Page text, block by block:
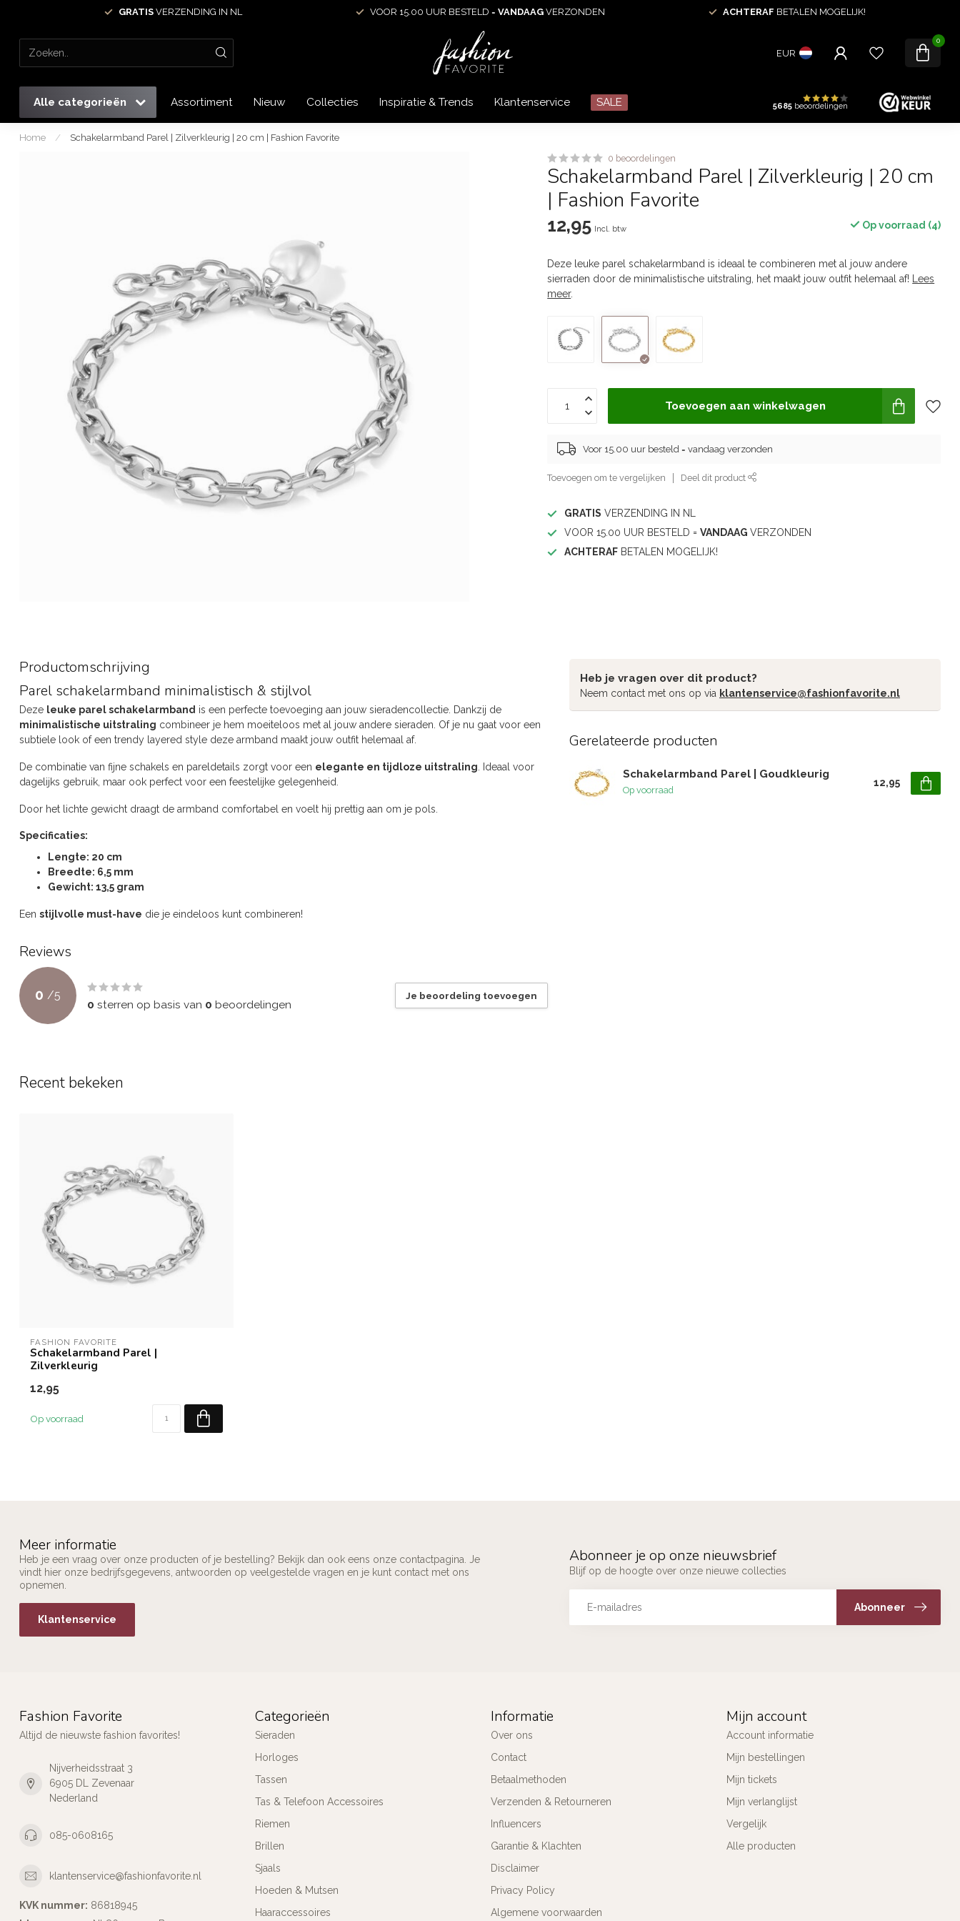
GRATISVERZENDING IN NL VOOR 15.00 UUR BESTELD = VANDAAG VERZONDEN ACHTERAF BETALEN MOGELIJK!
EUR
0
Alle categorieën Assortiment Nieuw Collecties Inspiratie & Trends Klantenservice SALE 5685 beoordelingen
Home / Schakelarmband Parel | Zilverkleurig | 20 cm | Fashion Favorite
0 beoordelingen
Schakelarmband Parel | Zilverkleurig | 20 cm
| Fashion Favorite
12,95 Incl. btw Op voorraad (4)
Deze leuke parel schakelarmband is ideaal te combineren met al jouw andere
sierraden door de minimalistische uitstraling, het maakt jouw outfit helemaal af!
Lees
meer.
Toevoegen aan winkelwagen
Voor 15.00 uur besteld = vandaag verzonden
Toevoegen om te vergelijken Deel dit product
GRATIS VERZENDING IN NL
VOOR 15.00 UUR BESTELD =VANDAAGVERZONDEN
ACHTERAF BETALEN MOGELIJK!
Productomschrijving
Parel schakelarmband minimalistisch & stijlvol
Deze leuke parel schakelarmband is een perfecte toevoeging aan jouw sieradencollectie. Dankzij de
minimalistische uitstraling combineer je hem moeiteloos met al jouw andere sieraden. Of je nu gaat voor een
subtiele look of een trendy layered style deze armband maakt jouw outfit helemaal af.
De combinatie van fijne schakels en pareldetails zorgt voor een elegante en tijdloze uitstraling . Ideaal voor
dagelijks gebruik, maar ook perfect voor een feestelijke gelegenheid.
Door het lichte gewicht draagt de armband comfortabel en voelt hij prettig aan om je pols.
Specificaties:
Lengte: 20 cm
Breedte: 6,5 mm
Gewicht: 13,5 gram
Een stijlvolle must-have die je eindeloos kunt combineren!
Reviews
0 /5
0 sterren op basis van 0 beoordelingen
Je beoordeling toevoegen
Heb je vragen over dit product?
Neem contact met ons op via klantenservice@fashionfavorite.nl
Gerelateerde producten
Schakelarmband Parel | Goudkleurig
Op voorraad
12,95
Recent bekeken
FASHION FAVORITE
Schakelarmband Parel |
Zilverkleurig
12,95
Op voorraad
Meer informatie
Heb je een vraag over onze producten of je bestelling? Bekijk dan ook eens onze contactpagina. Je
vindt hier onze bedrijfsgegevens, antwoorden op veelgestelde vragen en je kunt contact met ons
opnemen.
Klantenservice
Abonneer je op onze nieuwsbrief
Blijf op de hoogte over onze nieuwe collecties
Abonneer
Fashion Favorite
Altijd de nieuwste fashion favorites!
Nijverheidsstraat 3
6905 DL Zevenaar
Nederland
085-0608165
klantenservice@fashionfavorite.nl
KVK nummer: 86818945
Categorieën
Sieraden
Horloges
Tassen
Tas & Telefoon Accessoires
Riemen
Brillen
Sjaals
Hoeden & Mutsen
Haaraccessoires
Informatie
Over ons
Contact
Betaalmethoden
Verzenden & Retourneren
Influencers
Garantie & Klachten
Disclaimer
Privacy Policy
Algemene voorwaarden
Mijn account
Account informatie
Mijn bestellingen
Mijn tickets
Mijn verlanglijst
Vergelijk
Alle producten